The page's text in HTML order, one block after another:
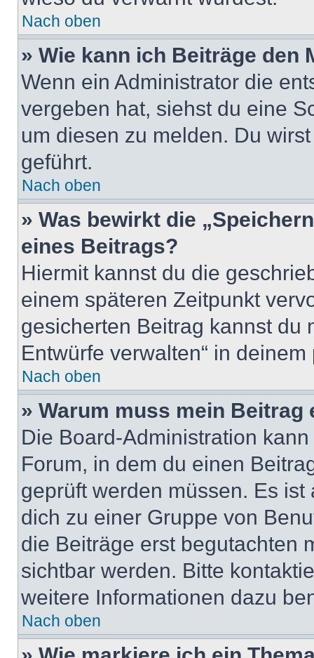
Nach oben
» Wie kann ich Beiträge den
Wenn ein Administrator die
vergeben hat, siehst du eine
um diesen zu melden. Du
geführt.
Nach oben
» Was bewirkt die
eines Beitrags?
Hiermit kannst du die
einem späteren Zeitpunkt
gesicherten Beitrag kannst du
Entwürfe verwalten“ in
Nach oben
» Warum muss mein
Die Board-Administration
Forum, in dem du einen
geprüft werden müssen. Es
dich zu einer Gruppe von
die Beiträge erst begutachten
sichtbar werden. Bitte
weitere Informationen dazu
Nach oben